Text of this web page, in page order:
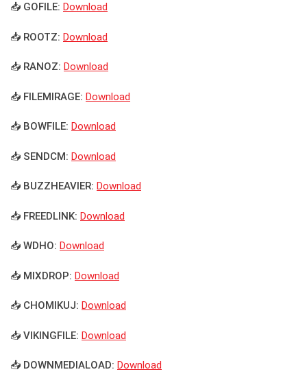
📥 GOFILE: Download
📥 ROOTZ: Download
📥 RANOZ: Download
📥 FILEMIRAGE: Download
📥 BOWFILE: Download
📥 SENDCM: Download
📥 BUZZHEAVIER: Download
📥 FREEDLINK: Download
📥 WDHO: Download
📥 MIXDROP: Download
📥 CHOMIKUJ: Download
📥 VIKINGFILE: Download
📥 DOWNMEDIALOAD: Download